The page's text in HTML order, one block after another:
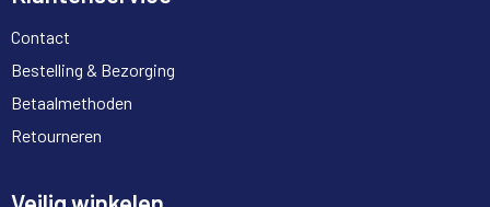
Contact
Bestelling & Bezorging
Betaalmethoden
Retourneren